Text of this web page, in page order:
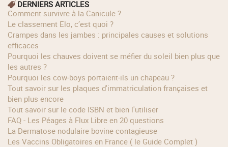
DERNIERS ARTICLES
Comment survivre à la Canicule ?
Le classement Elo, c’est quoi ?
Crampes dans les jambes : principales causes et solutions
efficaces
Pourquoi les chauves doivent se méfier du soleil bien plus que
les autres ?
Pourquoi les cow‑boys portaient‑ils un chapeau ?
Tout savoir sur les plaques d'immatriculation françaises et
bien plus encore
Tout savoir sur le code ISBN et bien l'utiliser
FAQ - Les Péages à Flux Libre en 20 questions
La Dermatose nodulaire bovine contagieuse
Les Vaccins Obligatoires en France ( le Guide Complet )